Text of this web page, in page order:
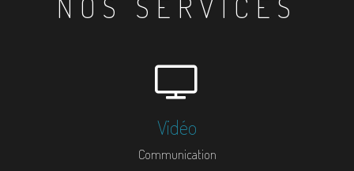
Vidéo
Communication